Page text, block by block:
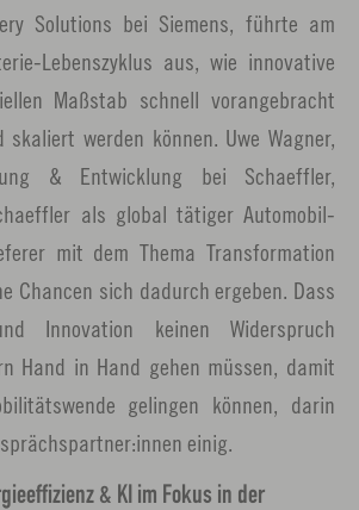
Solutions bei Siemens, führte am
Lebenszyklus aus, wie innovative
Maßstab schnell vorangebracht
skaliert werden können. Uwe Wagner,
& Entwicklung bei Schaeffler,
als global tätiger Automobil-
mit dem Thema Transformation
Chancen sich dadurch ergeben. Dass
Innovation keinen Widerspruch
Hand in Hand gehen müssen, damit
gelingen können, darin
einig.
& KI im Fokus in der